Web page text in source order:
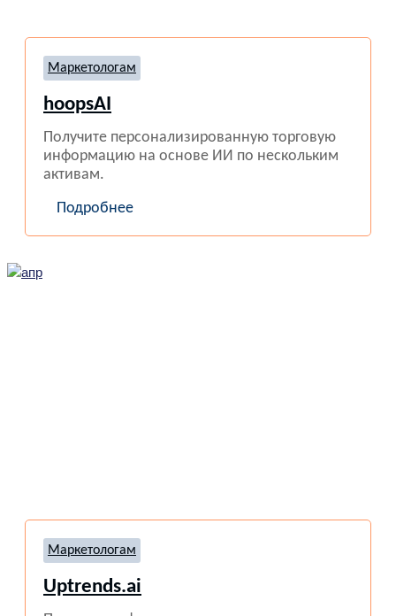
Маркетологам
hoopsAI
Получите персонализированную торговую
информацию на основе ИИ по нескольким
активам.
Подробнее
Маркетологам
Uptrends.ai